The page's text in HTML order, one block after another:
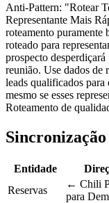
Anti-Pattern: "Rotear
Representante Mais
roteamento puramente
roteado para
prospecto
reunião. Use dados de
leads qualificados para
mesmo se esses
Roteamento de
Sincronização
Entidade
Reservas
← Chili
para